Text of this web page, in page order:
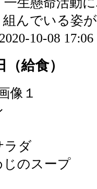
んでいる姿
10-08
（給食）
ラダ
のスープ